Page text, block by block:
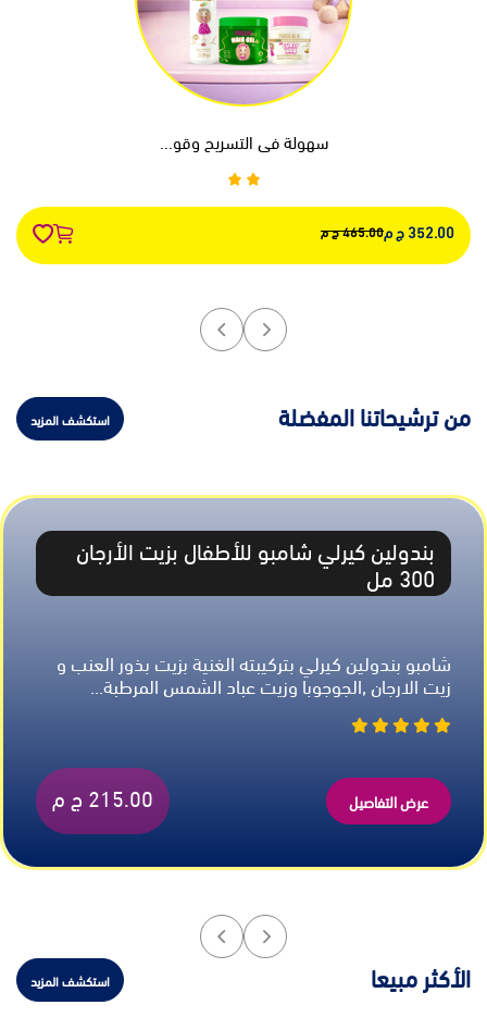
سهولة في التسريح وقو...
352.00 ج م 465.00 ج م
من ترشيحاتنا المفضلة استكشف المزيد
بندولين كيرلي شامبو للأطفال بزيت الأرجان
300 مل
شامبو بندولين كيرلي بتركيبته الغنية بزيت بذور العنب و
زيت الارجان ,الجوجوبا وزيت عباد الشمس المرطبة...
عرض التفاصيل 215.00 ج م
الأكثر مبيعا استكشف المزيد